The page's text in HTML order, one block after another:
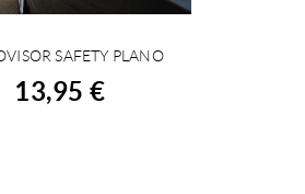
ACHETERSAFETY PLANO
13,95 €